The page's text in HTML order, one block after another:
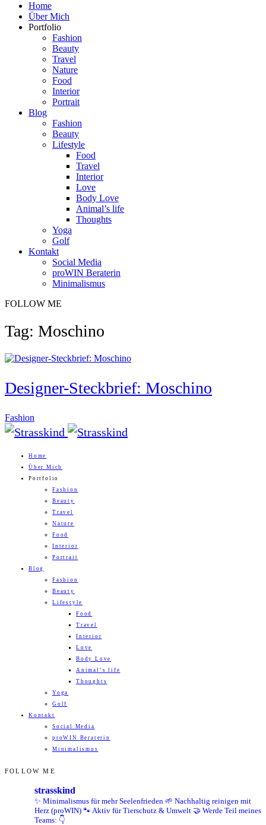
Home
Über Mich
Portfolio
Fashion
Beauty
Travel
Nature
Food
Interior
Portrait
Blog
Fashion
Beauty
Lifestyle
Food
Travel
Interior
Love
Body Love
Animal’s life
Thoughts
Yoga
Golf
Kontakt
Social Media
proWIN Beraterin
Minimalismus
FOLLOW ME
Tag: Moschino
Designer-Steckbrief: Moschino
Fashion
Home
Über Mich
Portfolio
Fashion
Beauty
Travel
Nature
Food
Interior
Portrait
Blog
Fashion
Beauty
Lifestyle
Food
Travel
Interior
Love
Body Love
Animal’s life
Thoughts
Yoga
Golf
Kontakt
Social Media
proWIN Beraterin
Minimalismus
FOLLOW ME
strasskind
✨ Minimalismus für mehr Seelenfrieden 🌱 Nachhaltig reinigen mit
Herz (proWIN) 🐾 Aktiv für Tierschutz & Umwelt 🤝 Werde Teil meines
Teams: 👇